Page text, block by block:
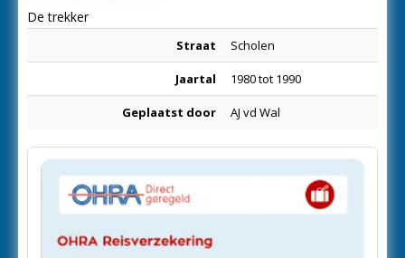
De trekker
Straat Scholen
Jaartal 1980 tot 1990
Geplaatst door AJ vd Wal